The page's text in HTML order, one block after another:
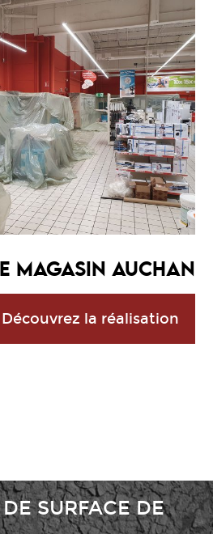
MAGASIN AUCHAN
Découvrez la réalisation
SURFACE DE